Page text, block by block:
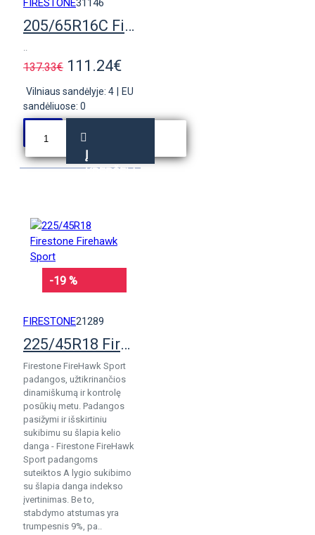
FIRESTONE31146
205/65R16C Firestone VanHawk Winter Evo
..
137.33€ 111.24€
Vilniaus sandėlyje: 4
EU
sandėliuose: 0
Į
KREPŠELĮ
-19 %
FIRESTONE21289
225/45R18 Firestone Firehawk Sport
Firestone FireHawk Sport
padangos, užtikrinančios
dinamiškumą ir kontrolę
posūkių metu. Padangos
pasižymi ir išskirtiniu
sukibimu su šlapia kelio
danga - Firestone FireHawk
Sport padangoms
suteiktos A lygio sukibimo
su šlapia danga indekso
įvertinimas. Be to,
stabdymo atstumas yra
trumpesnis 9%, pa..